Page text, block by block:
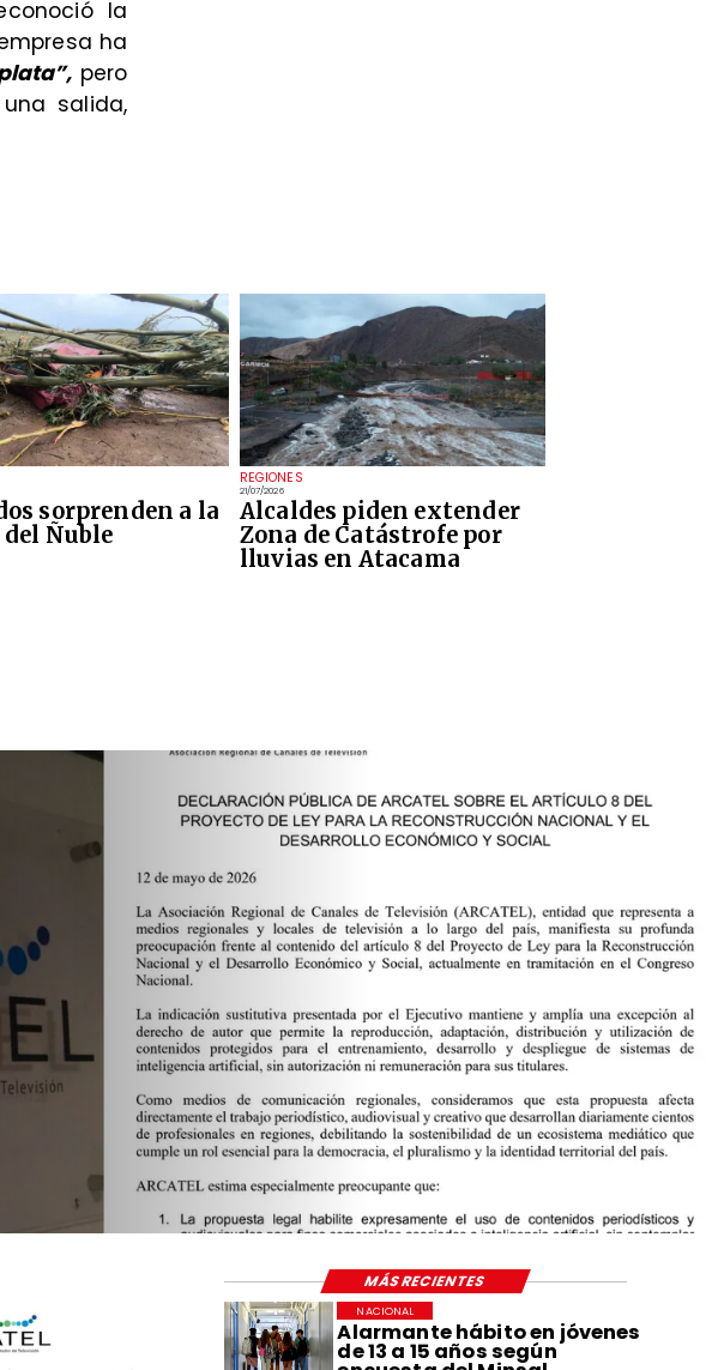
sorprenden a la
Ñuble
REGIONES
21/07/2026
Alcaldes piden extender
Zona de Catástrofe por
lluvias en Atacama
la
ha
pero
salida,
Alarmante hábito en jóvenes
de 13 a 15 años según
NACIONAL
MÁS RECIENTES